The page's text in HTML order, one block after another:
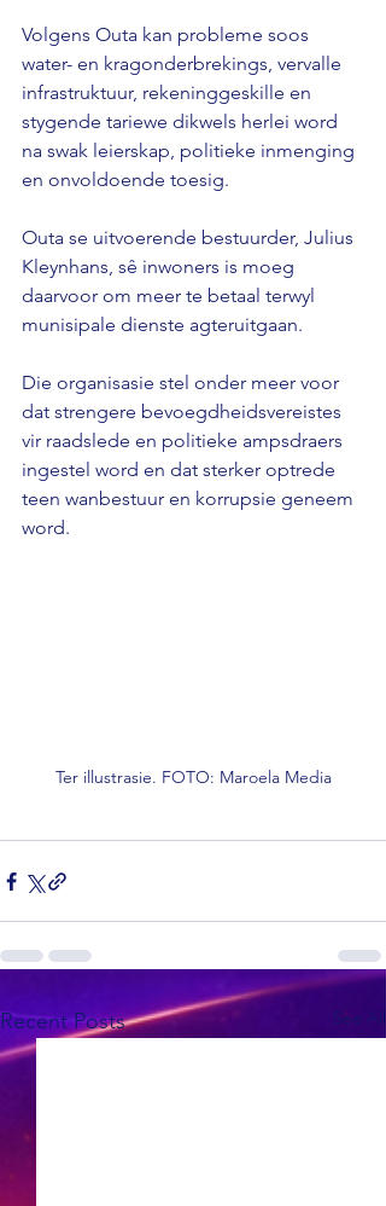
Volgens Outa kan probleme soos
water- en kragonderbrekings, vervalle
infrastruktuur, rekeninggeskille en
stygende tariewe dikwels herlei word
na swak leierskap, politieke inmenging
en onvoldoende toesig.
Outa se uitvoerende bestuurder, Julius
Kleynhans, sê inwoners is moeg
daarvoor om meer te betaal terwyl
munisipale dienste agteruitgaan.
Die organisasie stel onder meer voor
dat strengere bevoegdheidsvereistes
vir raadslede en politieke ampsdraers
ingestel word en dat sterker optrede
teen wanbestuur en korrupsie geneem
word.
Ter illustrasie. FOTO: Maroela Media
Recent Posts See All